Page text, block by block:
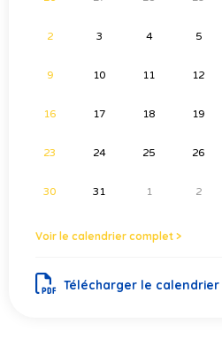
2 3 4 5
9 10 11 12
16 17 18 19
23 24 25 26
30 31 1 2
Voir le calendrier complet >
Télécharger le calendrier